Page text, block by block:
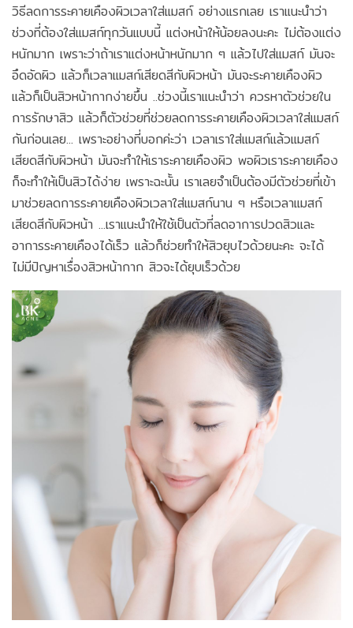
วิธีลดการระคายเคืองผิวเวลาใส่แมสก์ อย่างแรกเลย เราแนะนำว่า
ช่วงที่ต้องใส่แมสก์ทุกวันแบบนี้ แต่งหน้าให้น้อยลงนะคะ ไม่ต้องแต่ง
หนักมาก เพราะว่าถ้าเราแต่งหน้าหนักมาก ๆ แล้วไปใส่แมสก์ มันจะ
อึดอัดผิว แล้วก็เวลาแมสก์เสียดสีกับผิวหน้า มันจะระคายเคืองผิว
แล้วก็เป็นสิวหน้ากากง่ายขึ้น ..ช่วงนี้เราแนะนำว่า ควรหาตัวช่วยใน
การรักษาสิว แล้วก็ตัวช่วยที่ช่วยลดการระคายเคืองผิวเวลาใส่แมสก์
กันก่อนเลย... เพราะอย่างที่บอกค่ะว่า เวลาเราใส่แมสก์แล้วแมสก์
เสียดสีกับผิวหน้า มันจะทำให้เราระคายเคืองผิว พอผิวเราระคายเคือง
ก็จะทำให้เป็นสิวได้ง่าย เพราะฉะนั้น เราเลยจำเป็นต้องมีตัวช่วยที่เข้า
มาช่วยลดการระคายเคืองผิวเวลาใส่แมสก์นาน ๆ หรือเวลาแมสก์
เสียดสีกับผิวหน้า ...เราแนะนำให้ใช้เป็นตัวที่ลดอาการปวดสิวและ
อาการระคายเคืองได้เร็ว แล้วก็ช่วยทำให้สิวยุบไวด้วยนะคะ จะได้
ไม่มีปัญหาเรื่องสิวหน้ากาก สิวจะได้ยุบเร็วด้วย